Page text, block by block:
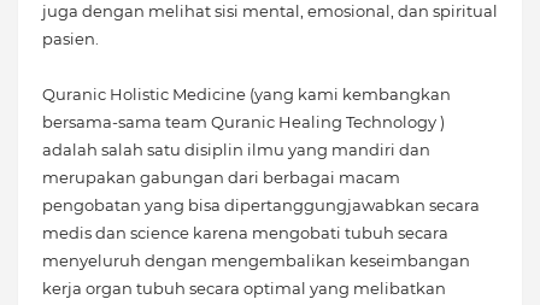
juga dengan melihat sisi mental, emosional, dan spiritual
pasien.
Quranic Holistic Medicine (yang kami kembangkan
bersama-sama team Quranic Healing Technology )
adalah salah satu disiplin ilmu yang mandiri dan
merupakan gabungan dari berbagai macam
pengobatan yang bisa dipertanggungjawabkan secara
medis dan science karena mengobati tubuh secara
menyeluruh dengan mengembalikan keseimbangan
kerja organ tubuh secara optimal yang melibatkan